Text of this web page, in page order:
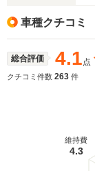
車種クチコミ
総合評価 4.1点
クチコミ件数 263 件
維持費
4.3